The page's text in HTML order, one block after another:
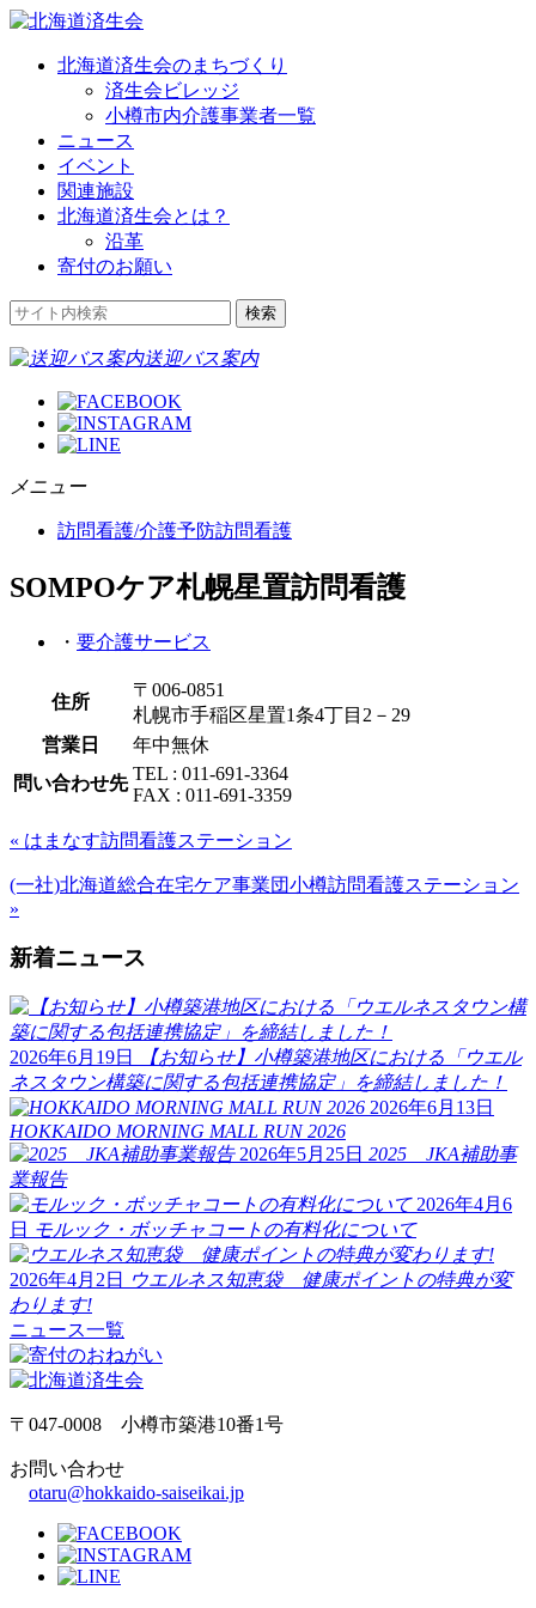
北海道済生会のまちづくり
済生会ビレッジ
小樽市内介護事業者一覧
ニュース
イベント
関連施設
北海道済生会とは？
沿革
寄付のお願い
送迎バス案内
メニュー
訪問看護/介護予防訪問看護
SOMPOケア札幌星置訪問看護
・ 要介護サービス
住所
〒006-0851
札幌市手稲区星置1条4丁目2－29
営業日
年中無休
問い合わせ先 TEL : 011-691-3364
FAX : 011-691-3359
« はまなす訪問看護ステーション
(一社)北海道総合在宅ケア事業団小樽訪問看護ステーション
»
新着ニュース
2026年6月19日
【お知らせ】小樽築港地区における「ウエル
ネスタウン構築に関する包括連携協定」を締結しました！
2026年6月13日
HOKKAIDO MORNING MALL RUN 2026
2026年5月25日 2025 JKA補助事
業報告
2026年4月6
日 モルック・ボッチャコートの有料化について
2026年4月2日
ウエルネス知恵袋 健康ポイントの特典が変
わります!
ニュース一覧
〒047-0008 小樽市築港10番1号
お問い合わせ
otaru@hokkaido-saiseikai.jp